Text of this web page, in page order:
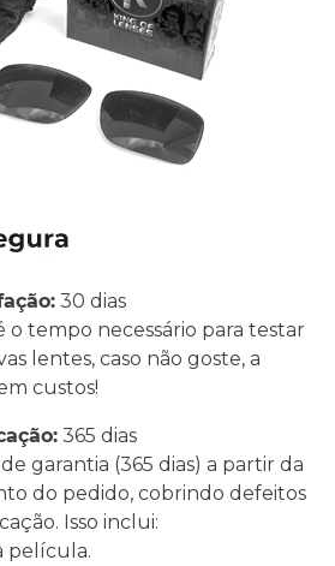
30 dias
o tempo necessário para testar
lentes, caso não goste, a
custos!
365 dias
garantia (365 dias) a partir da
do pedido, cobrindo defeitos
Isso inclui:
película.